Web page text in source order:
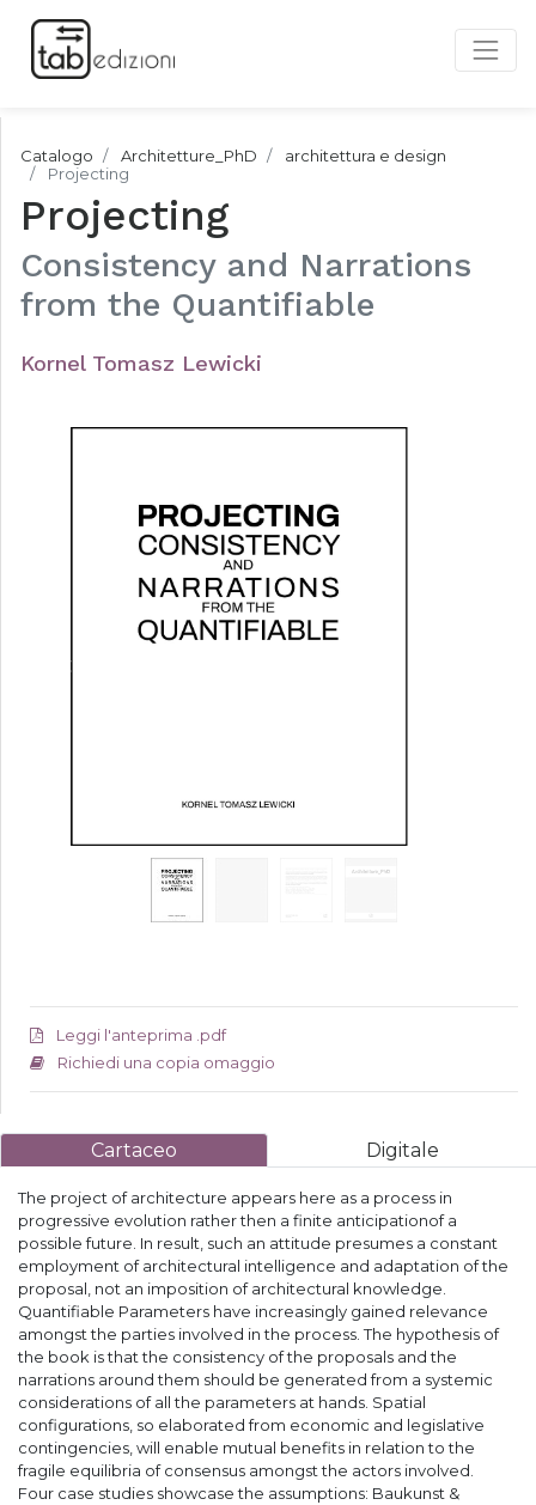
Catalogo Architetture_PhD
architettura e design
Projecting
Projecting
Consistency and Narrations
from the Quantifiable
Kornel Tomasz Lewicki
Leggi l'anteprima .pdf
Richiedi una copia omaggio
Cartaceo Digitale
The project of architecture appears here as a process in
progressive evolution rather then a finite anticipationof a
possible future. In result, such an attitude presumes a constant
employment of architectural intelligence and adaptation of the
proposal, not an imposition of architectural knowledge.
Quantifiable Parameters have increasingly gained relevance
amongst the parties involved in the process. The hypothesis of
the book is that the consistency of the proposals and the
narrations around them should be generated from a systemic
considerations of all the parameters at hands. Spatial
configurations, so elaborated from economic and legislative
contingencies, will enable mutual benefits in relation to the
fragile equilibria of consensus amongst the actors involved.
Four case studies showcase the assumptions: Baukunst &